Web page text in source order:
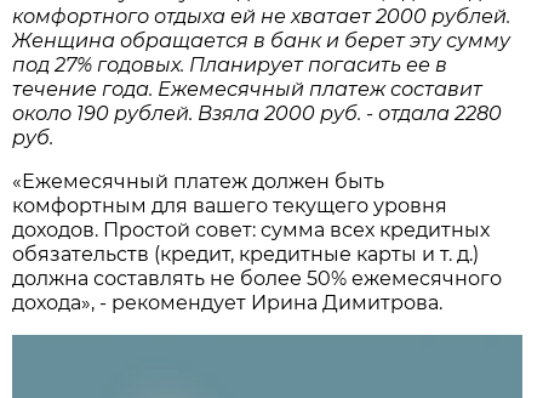
комфортного отдыха ей не хватает 2000 рублей.
Женщина обращается в банк и берет эту сумму
под 27% годовых. Планирует погасить ее в
течение года. Ежемесячный платеж составит
около 190 рублей. Взяла 2000 руб. - отдала 2280
руб.
«Ежемесячный платеж должен быть
комфортным для вашего текущего уровня
доходов. Простой совет: сумма всех кредитных
обязательств (кредит, кредитные карты и т. д.)
должна составлять не более 50% ежемесячного
дохода», - рекомендует Ирина Димитрова.